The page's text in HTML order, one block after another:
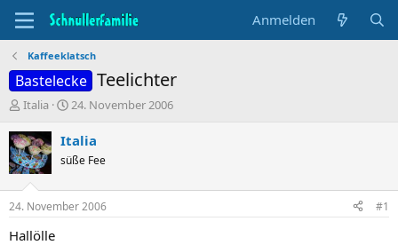
Anmelden
Kaffeeklatsch
Bastelecke Teelichter
T
e
m
e
n
t
a
Italia
B
g
n
a
24. November 2006
Italia
süße Fee
24. November 2006 #1
Hallölle